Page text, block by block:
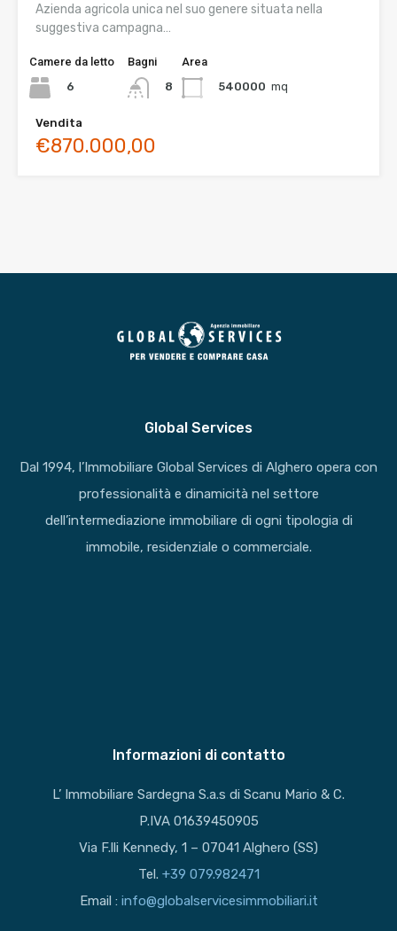
Azienda agricola unica nel suo genere situata nella
suggestiva campagna…
Camere da letto
6
Bagni
8
Area
540000 mq
Vendita
€870.000,00
Global Services
Dal 1994, l’Immobiliare Global Services di Alghero opera con
professionalità e dinamicità nel settore
dell’intermediazione immobiliare di ogni tipologia di
immobile, residenziale o commerciale.
Informazioni di contatto
L’ Immobiliare Sardegna S.a.s di Scanu Mario & C.
P.IVA 01639450905
Via F.lli Kennedy, 1 – 07041 Alghero (SS)
Tel. +39 079.982471
Email : info@globalservicesimmobiliari.it